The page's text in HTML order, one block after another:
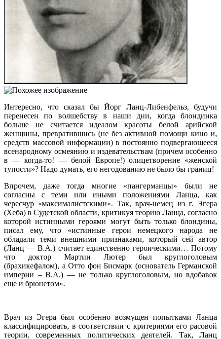
Интересно, что сказал бы Йорг Ланц-Либенфельз, будучи
перенесен по волшебству в наши дни, когда блондинка
больше не считается идеалом красоты белой арийской
женщины, превратившись (не без активной помощи кино и,
средств массовой информации) в постоянно подвергающееся
всенародному осмеянию и издевательствам (причем особенно
в — когда-то! — белой Европе!) олицетворение «женской
тупости»? Надо думать, его негодованию не было бы границ!
Впрочем, даже тогда многие «пангерманцы» были не
согласны с теми или иными положениями Ланца, как
чересчур «максималистскими». Так, врач-немец из г. Эгера
(Хеба) в Судетской области, критикуя теорию Ланца, согласно
которой истинными героями могут быть только блондины,
писал ему, что «истинные герои немецкого народа не
обладали теми внешними признаками, который сей автор
(Ланц — В.А.) считает единственно героическими… Потому
что доктор Мартин Лютер был круглоголовым
(брахикефалом), а Отто фон Бисмарк (основатель Германской
империи – В.А.) — не только круглоголовым, но вдобавок
еще и брюнетом».
Врач из Эгера был особенно возмущен попытками Ланца
классифицировать, в соответствии с критериями его расовой
теории, современных политических деятелей. Так, Ланц